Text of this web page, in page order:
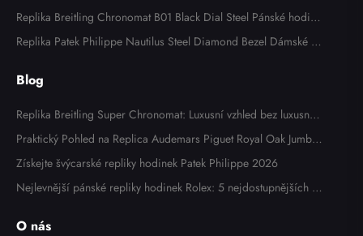
nikem a lunetou panskych hodinek 116613
Replika Breitling Chronomat B01 Black Dial Steel Pánské hodink
y AB0134
Replika Patek Philippe Nautilus Steel Diamond Bezel Dámské h
Blog
Replika Breitling Super Chronomat: Luxusní vzhled bez luxusní c
eny
Praktický Pohled na Replica Audemars Piguet Royal Oak Jumbo
Extra Thin 15202OR: Zkušenosti Majitele
Získejte švýcarské repliky hodinek Patek Philippe 2026
Nejlevnější pánské repliky hodinek Rolex: 5 nejdostupnějších m
O nás